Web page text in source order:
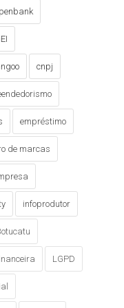
cnpj
empréstimo
de marcas
infoprodutor
LGPD